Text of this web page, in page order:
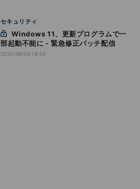
セキュリティ
部起動不能に - 緊急修正パッチ配信
2025/06/03 18:03